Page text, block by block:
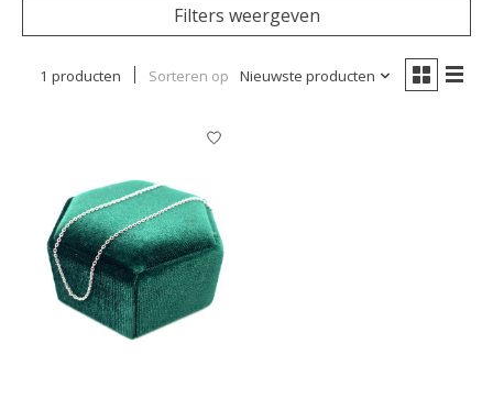
Filters weergeven
1 producten Sorteren op Nieuwste producten